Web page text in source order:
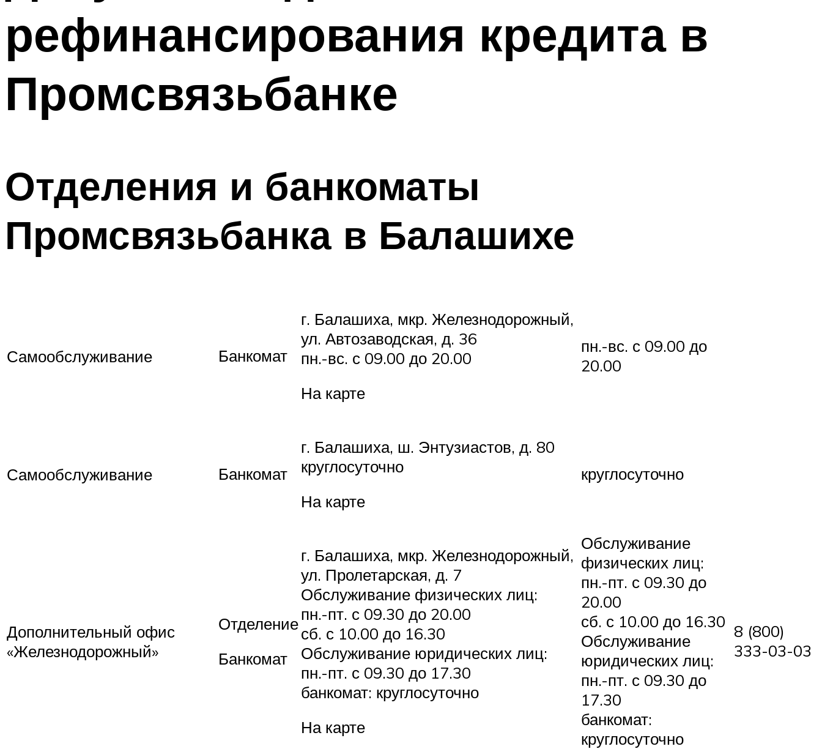
рефинансирования кредита в
Промсвязьбанке
Отделения и банкоматы
Промсвязьбанка в Балашихе
Самообслуживание Банкомат
г. Балашиха, мкр. Железнодорожный,
ул. Автозаводская, д. 36
пн.-вс. с 09.00 до 20.00
На карте
пн.-вс. с 09.00 до
20.00
Самообслуживание Банкомат
г. Балашиха, ш. Энтузиастов, д. 80
круглосуточно
На карте
круглосуточно
Дополнительный офис
«Железнодорожный»
Отделение
Банкомат
г. Балашиха, мкр. Железнодорожный,
ул. Пролетарская, д. 7
Обслуживание физических лиц:
пн.-пт. с 09.30 до 20.00
сб. с 10.00 до 16.30
Обслуживание юридических лиц:
пн.-пт. с 09.30 до 17.30
банкомат: круглосуточно
На карте
Обслуживание
физических лиц:
пн.-пт. с 09.30 до
20.00
сб. с 10.00 до 16.30
Обслуживание
юридических лиц:
пн.-пт. с 09.30 до
17.30
банкомат:
круглосуточно
8 (800)
333-03-03